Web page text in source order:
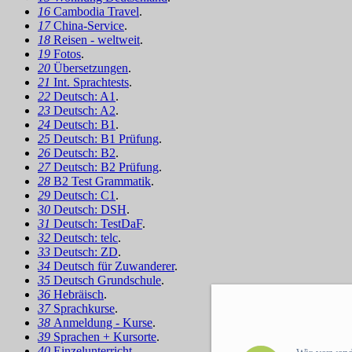
16 Cambodia Travel.
17China-Service.
18 Reisen - weltweit.
19 Fotos.
20 Übersetzungen.
21 Int. Sprachtests.
22 Deutsch: A1 .
23 Deutsch: A2.
24 Deutsch: B1 .
25 Deutsch: B1 Prüfung.
26 Deutsch: B2.
27Deutsch: B2 Prüfung.
28 B2 Test Grammatik.
29 Deutsch: C1 .
30 Deutsch: DSH.
31 Deutsch: TestDaF.
32 Deutsch: telc.
33 Deutsch: ZD.
34 Deutsch für Zuwanderer.
35 Deutsch Grundschule.
36 Hebräisch.
37 Sprachkurse.
38 Anmeldung - Kurse.
39 Sprachen + Kursorte.